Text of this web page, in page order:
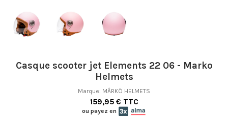
Casque scooter jet Elements 22 06 - Marko
Helmets
Marque: MÂRKÖ HELMETS
159,95 € TTC
ou payez en